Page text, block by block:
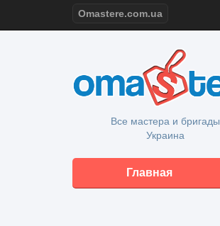
Omastere.com.ua
Все мастера и бригады
Украина
Главная